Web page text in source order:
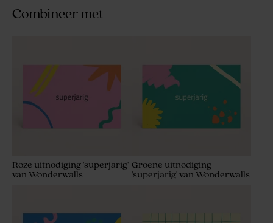
Combineer met
Roze uitnodiging 'superjarig'
van Wonderwalls
Groene uitnodiging
'superjarig' van Wonderwalls